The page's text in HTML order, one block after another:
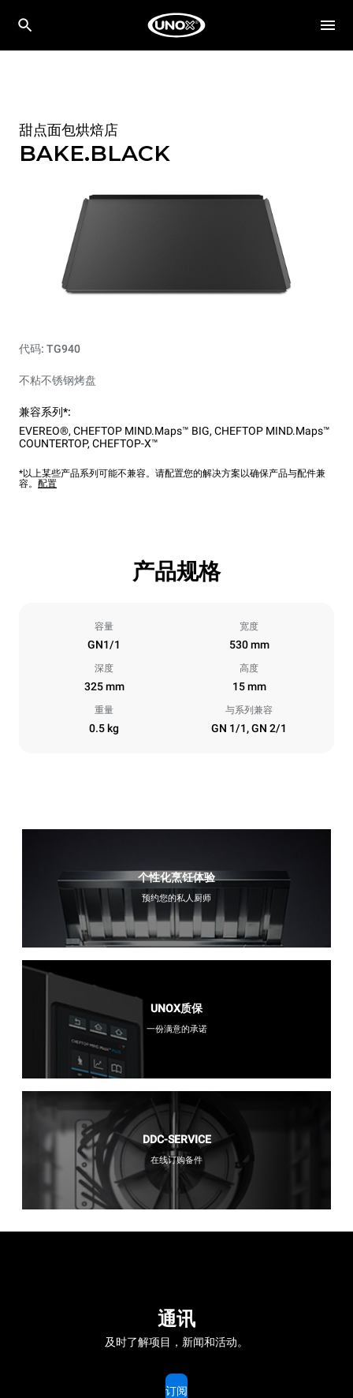
甜点面包烘焙店
BAKE.BLACK
代码: TG940
不粘不锈钢烤盘
兼容系列*:
EVEREO®, CHEFTOP MIND.Maps™ BIG, CHEFTOP MIND.Maps™
COUNTERTOP, CHEFTOP-X™
*以上某些产品系列可能不兼容。请配置您的解决方案以确保产品与配件兼
容。 配置
产品规格
容量
GN1/1
宽度
530 mm
深度
325 mm
高度
15 mm
重量
0.5 kg
与系列兼容
GN 1/1, GN 2/1
个性化烹饪体验
预约您的私人厨师
UNOX质保
一份满意的承诺
DDC-SERVICE
在线订购备件
通讯
及时了解项目，新闻和活动。
订阅